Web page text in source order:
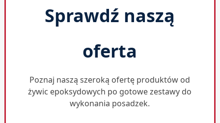
Sprawdź naszą
oferta
Poznaj naszą szeroką ofertę produktów od
żywic epoksydowych po gotowe zestawy do
wykonania posadzek.